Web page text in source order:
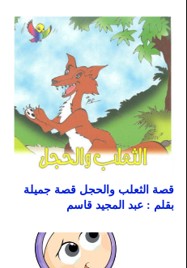
قصة الثعلب والحجل قصة جميلة
بقلم : عبد المجيد قاسم